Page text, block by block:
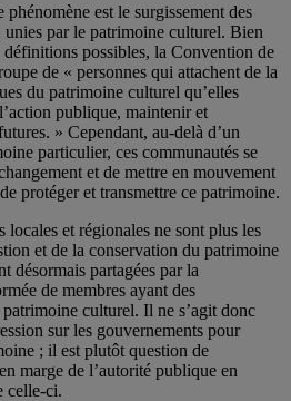
est le surgissement des
par le patrimoine culturel. Bien
possibles, la Convention de
de « personnes qui attachent de la
du patrimoine culturel qu’elles
publique, maintenir et
» Cependant, au-delà d’un
particulier, ces communautés se
et de mettre en mouvement
protéger et transmettre ce patrimoine.
locales et régionales ne sont plus les
et de la conservation du patrimoine
désormais partagées par la
de membres ayant des
patrimoine culturel. Il ne s’agit donc
sur les gouvernements pour
; il est plutôt question de
marge de l’autorité publique en
celle-ci.